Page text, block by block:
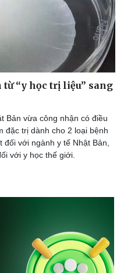
Sành điệu
Tin Công nghệ
từ “y học trị liệu” sang
Bản vừa công nhận có điều
đặc trị dành cho 2 loại bệnh
đối với ngành y tế Nhật Bản,
với y học thế giới.